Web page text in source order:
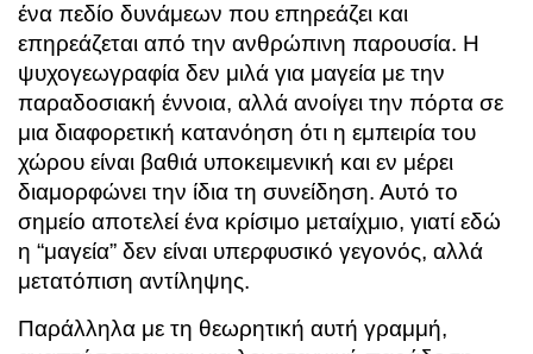
ένα πεδίο δυνάμεων που επηρεάζει και
επηρεάζεται από την ανθρώπινη παρουσία. Η
ψυχογεωγραφία δεν μιλά για μαγεία με την
παραδοσιακή έννοια, αλλά ανοίγει την πόρτα σε
μια διαφορετική κατανόηση ότι η εμπειρία του
χώρου είναι βαθιά υποκειμενική και εν μέρει
διαμορφώνει την ίδια τη συνείδηση. Αυτό το
σημείο αποτελεί ένα κρίσιμο μεταίχμιο, γιατί εδώ
η “μαγεία” δεν είναι υπερφυσικό γεγονός, αλλά
μετατόπιση αντίληψης.
Παράλληλα με τη θεωρητική αυτή γραμμή,